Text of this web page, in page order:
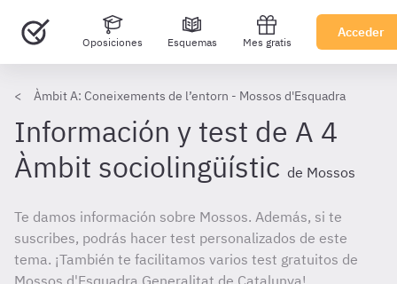
Oposiciones Esquemas Mes gratis
Acceder
Àmbit A: Coneixements de l’entorn - Mossos d'Esquadra
Información y test de A 4
Àmbit sociolingüístic de Mossos
Te damos información sobre Mossos. Además, si te
suscribes, podrás hacer test personalizados de este
tema. ¡También te facilitamos varios test gratuitos de
Mossos d'Esquadra Generalitat de Catalunya!